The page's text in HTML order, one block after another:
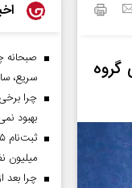
گروه
سریع،
چرا برخی
بهبود
میلیون
چرا بعد